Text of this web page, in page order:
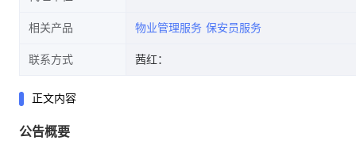
相关产品 物业管理服务 保安员服务
联系方式 茜红：
正文内容
公告概要